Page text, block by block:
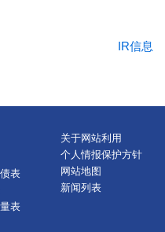
IR信息
表
表
关于网站利用
个人情报保护方针
网站地图
新闻列表